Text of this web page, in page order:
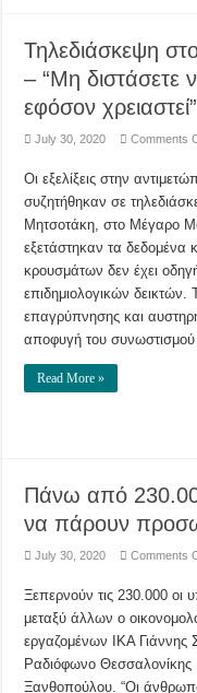
Τηλεδιάσκεψη
– “Μη διστάσετε
εφόσον
July 30, 2020 Comments
Οι εξελίξεις στην
συζητήθηκαν σε
Μητσοτάκη, στο Μέγαρο
εξετάστηκαν τα δεδομένα
κρουσμάτων δεν έχει
επιδημιολογικών
επαγρύπνησης και
αποφυγή του
Read More »
Πάνω από
να πάρουν
July 30, 2020 Comments
Ξεπερνούν τις 230.000 οι
μεταξύ άλλων ο
εργαζομένων ΙΚΑ Γιάννης
Ραδιόφωνο Θεσσαλονίκης
Ξανθοπούλου. “Οι